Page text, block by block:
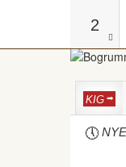
2
KIG